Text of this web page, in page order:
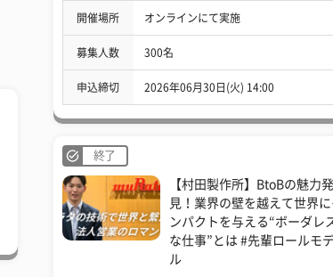
開催場所 オンラインにて実施
募集人数 300名
申込締切 2026年06月30日(火) 14:00
終了
【村田製作所】BtoBの魅力発
見！業界の壁を越えて世界に
ンパクトを与える“ボーダレ
な仕事”とは #先輩ロールモ
ル